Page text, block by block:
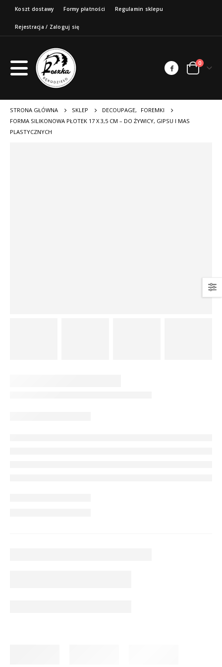
Koszt dostawy Formy płatności Regulamin sklepu
Rejestracja / Zaloguj się
0
STRONA GŁÓWNA SKLEP DECOUPAGE,
FOREMKI
FORMA SILIKONOWA PŁOTEK 17 X 3,5 CM – DO ŻYWICY, GIPSU I MAS
PLASTYCZNYCH